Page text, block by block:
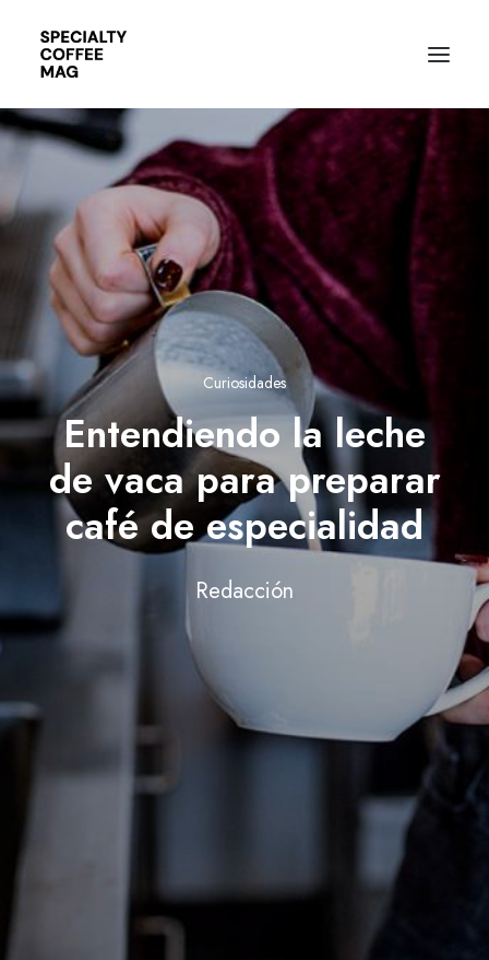
Curiosidades
Entendiendo la leche
de vaca para preparar
café de especialidad
Redacción